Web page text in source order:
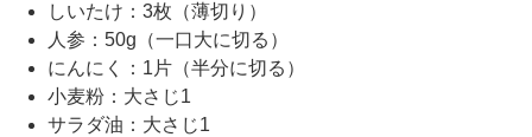
しいたけ：3枚（薄切り）
人参：50g（一口大に切る）
にんにく：1片（半分に切る）
小麦粉：大さじ1
サラダ油：大さじ1